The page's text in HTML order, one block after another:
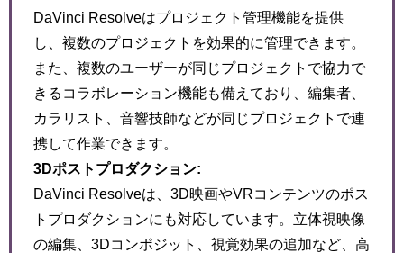
DaVinci Resolveはプロジェクト管理機能を提供
し、複数のプロジェクトを効果的に管理できます。
また、複数のユーザーが同じプロジェクトで協力で
きるコラボレーション機能も備えており、編集者、
カラリスト、音響技師などが同じプロジェクトで連
携して作業できます。
3Dポストプロダクション:
DaVinci Resolveは、3D映画やVRコンテンツのポス
トプロダクションにも対応しています。立体視映像
の編集、3Dコンポジット、視覚効果の追加など、高